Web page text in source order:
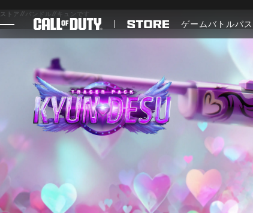
SKIP TO MAIN CONTENT
ニュース
ESPORTS
サポート
ゲームバトルパス
ストア //バンドル // キュンです